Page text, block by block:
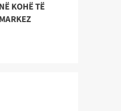
KOHË TË